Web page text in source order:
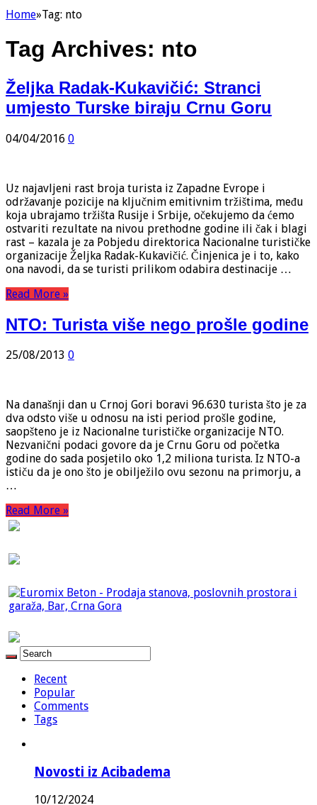
Home»Tag: nto
Tag Archives: nto
Željka Radak-Kukavičić: Stranci
umjesto Turske biraju Crnu Goru
04/04/2016 0
Uz najavljeni rast broja turista iz Zapadne Evrope i
održavanje pozicije na ključnim emitivnim tržištima, među
koja ubrajamo tržišta Rusije i Srbije, očekujemo da ćemo
ostvariti rezultate na nivou prethodne godine ili čak i blagi
rast – kazala je za Pobjedu direktorica Nacionalne turističke
organizacije Željka Radak-Kukavičić. Činjenica je i to, kako
ona navodi, da se turisti prilikom odabira destinacije …
Read More »
NTO: Turista više nego prošle godine
25/08/2013 0
Na današnji dan u Crnoj Gori boravi 96.630 turista što je za
dva odsto više u odnosu na isti period prošle godine,
saopšteno je iz Nacionalne turističke organizacije NTO.
Nezvanični podaci govore da je Crnu Goru od početka
godine do sada posjetilo oko 1,2 miliona turista. Iz NTO-a
ističu da je ono što je obilježilo ovu sezonu na primorju, a
…
Read More »
Recent
Popular
Comments
Tags
Novosti iz Acibadema
10/12/2024